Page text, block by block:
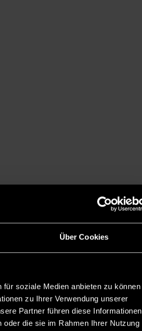
Über Cookies
soziale Medien anbieten zu können
zu Ihrer Verwendung unserer
Partner führen diese Informationen
die sie im Rahmen Ihrer Nutzung